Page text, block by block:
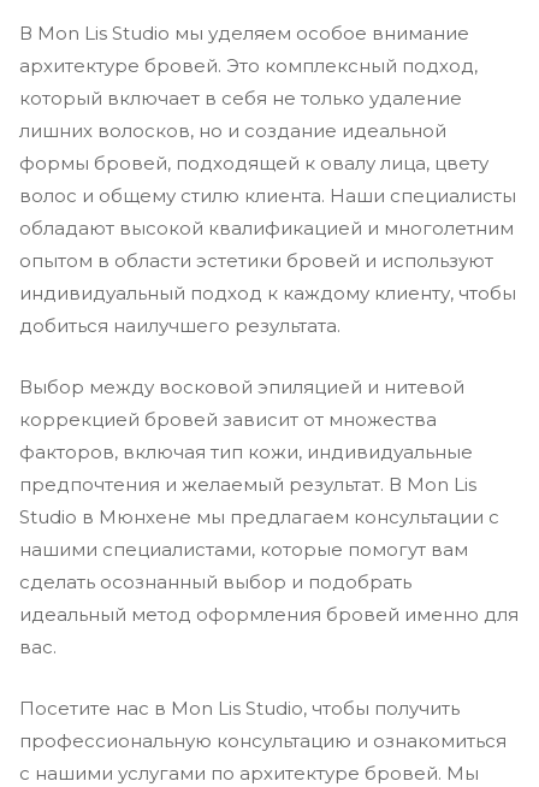
В Mon Lis Studio мы уделяем особое внимание
архитектуре бровей. Это комплексный подход,
который включает в себя не только удаление
лишних волосков, но и создание идеальной
формы бровей, подходящей к овалу лица, цвету
волос и общему стилю клиента. Наши специалисты
обладают высокой квалификацией и многолетним
опытом в области эстетики бровей и используют
индивидуальный подход к каждому клиенту, чтобы
добиться наилучшего результата.
Выбор между восковой эпиляцией и нитевой
коррекцией бровей зависит от множества
факторов, включая тип кожи, индивидуальные
предпочтения и желаемый результат. В Mon Lis
Studio в Мюнхене мы предлагаем консультации с
нашими специалистами, которые помогут вам
сделать осознанный выбор и подобрать
идеальный метод оформления бровей именно для
вас.
Посетите нас в Mon Lis Studio, чтобы получить
профессиональную консультацию и ознакомиться
с нашими услугами по архитектуре бровей. Мы